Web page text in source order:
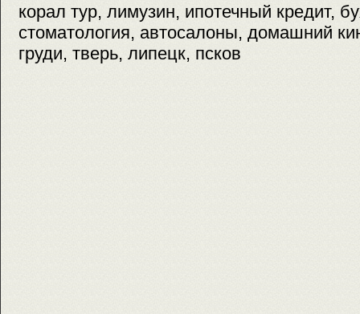
корал тур, лимузин, ипотечный кредит,
стоматология, автосалоны, домашний
груди, тверь, липецк, псков